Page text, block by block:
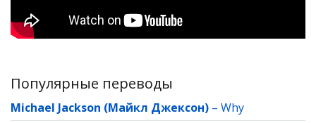
Популярные переводы
Michael Jackson (Майкл Джексон) – Why